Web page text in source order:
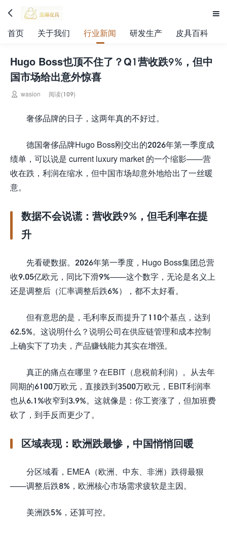
 
首页 关于我们 行业新闻 研发生产 皮具百科
Hugo Boss也顶不住了？Q1营收跌9%，但中
国市场给出意外惊喜
 wasion 阅读(109)
奢侈品牌的日子，这两年真的不好过。
德国奢侈品牌Hugo Boss刚交出的2026年第一季度成
绩单，可以说是 current luxury market 的一个缩影——营
收在跌，利润在缩水，但中国市场却意外地给出了一丝暖
意。
数据不会说谎：营收跌9%，但毛利率在提
升
先看硬数据。2026年第一季度，Hugo Boss集团总营
收9.05亿欧元，同比下滑9%——这个数字，无论是名义上
还是调整后（汇率调整后跌6%），都不太好看。
但有意思的是，毛利率反而提升了110个基点，达到
62.5%。这说明什么？说明公司在供应链管理和成本控制
上确实下了功夫，产品赚钱能力其实在增强。
真正的痛点在哪里？在EBIT（息税前利润）。从去年
同期的6100万欧元，直接跌到3500万欧元，EBIT利润率
也从6.1%收窄到3.9%。这就像是：你工资涨了，但加班费
砍了，到手反而更少了。
区域表现：欧洲跌最惨，中国悄悄回暖
分区域看，EMEA（欧洲、中东、非洲）跌得最狠
——调整后跌8%，欧洲核心市场需求疲软是主因。
美洲跌5%，还算可控。